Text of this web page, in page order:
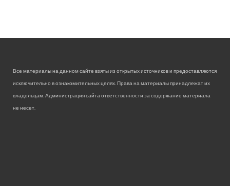
Все материалы на данном сайте взяты из открытых источников и предоставляются
исключительно в ознакомительных целях. Права на материалы принадлежат их
владельцам. Администрация сайта ответственности за содержание материала
не несет.